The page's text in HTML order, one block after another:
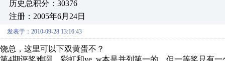
历史总积分：30376
注册：2005年6月24日
发表于：2010-09-28 13:16:43
饶总，这里可以下双黄蛋不？
第4期评奖难啊，彩虹和ye_w本是并列第一的，但一等奖只有